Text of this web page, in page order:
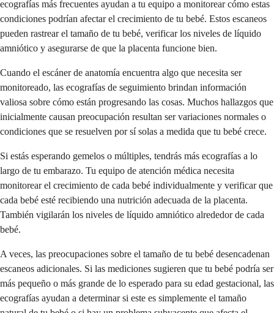
ecografías más frecuentes ayudan a tu equipo a monitorear cómo estas
condiciones podrían afectar el crecimiento de tu bebé. Estos escaneos
pueden rastrear el tamaño de tu bebé, verificar los niveles de líquido
amniótico y asegurarse de que la placenta funcione bien.
Cuando el escáner de anatomía encuentra algo que necesita ser
monitoreado, las ecografías de seguimiento brindan información
valiosa sobre cómo están progresando las cosas. Muchos hallazgos que
inicialmente causan preocupación resultan ser variaciones normales o
condiciones que se resuelven por sí solas a medida que tu bebé crece.
Si estás esperando gemelos o múltiples, tendrás más ecografías a lo
largo de tu embarazo. Tu equipo de atención médica necesita
monitorear el crecimiento de cada bebé individualmente y verificar que
cada bebé esté recibiendo una nutrición adecuada de la placenta.
También vigilarán los niveles de líquido amniótico alrededor de cada
bebé.
A veces, las preocupaciones sobre el tamaño de tu bebé desencadenan
escaneos adicionales. Si las mediciones sugieren que tu bebé podría ser
más pequeño o más grande de lo esperado para su edad gestacional, las
ecografías ayudan a determinar si este es simplemente el tamaño